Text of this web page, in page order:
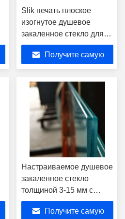
Slik печать плоское
изогнутое душевое
закаленное стекло для
двери душа
Получите самую
Настраиваемое душевое
закаленное стекло
толщиной 3-15 мм с
SGCC CE SAI
Получите самую